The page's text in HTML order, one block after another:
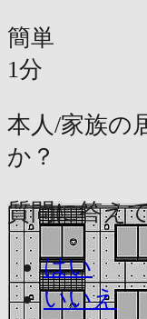
簡単
1分
本人/家族の
か？
質問に答え
はい
いいえ